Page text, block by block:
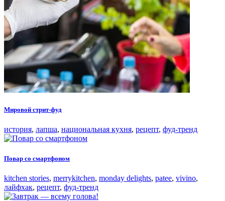
Мировой стрит-фуд
история, лапша, национальная кухня, рецепт, фуд-тренд
Повар со смартфоном
kitchen stories, merrykitchen, monday delights, patee, vivino,
лайфхак, рецепт, фуд-тренд